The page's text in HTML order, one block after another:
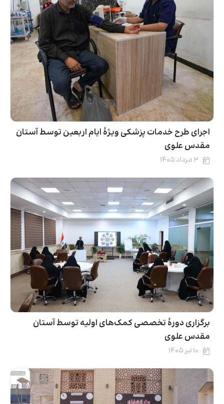
اجرای طرح خدمات پزشکی ویژۀ ایام اربعین توسط آستان
مقدس علوی
۳ مرداد ۱۴۰۵
برگزاری دورۀ تخصصی کمک‌های اولیه توسط آستان
مقدس علوی
۱۰ تیر ۱۴۰۵